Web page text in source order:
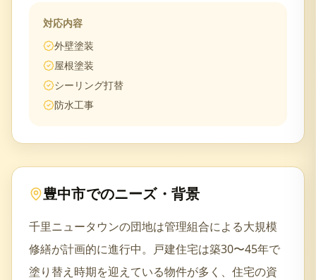
対応内容
外壁塗装
屋根塗装
シーリング打替
防水工事
豊中市でのニーズ・背景
千里ニュータウンの団地は管理組合による大規模
修繕が計画的に進行中。戸建住宅は築30〜45年で
塗り替え時期を迎えている物件が多く、住宅の資